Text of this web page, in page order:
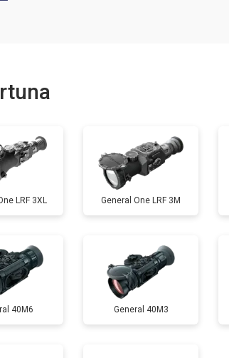
LRF 3XL General One LRF 3M
40M6 General 40M3